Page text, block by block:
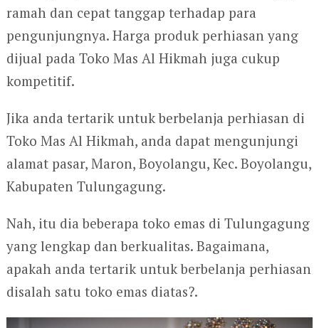
ramah dan cepat tanggap terhadap para
pengunjungnya. Harga produk perhiasan yang
dijual pada Toko Mas Al Hikmah juga cukup
kompetitif.
Jika anda tertarik untuk berbelanja perhiasan di
Toko Mas Al Hikmah, anda dapat mengunjungi
alamat pasar, Maron, Boyolangu, Kec. Boyolangu,
Kabupaten Tulungagung.
Nah, itu dia beberapa toko emas di Tulungagung
yang lengkap dan berkualitas. Bagaimana,
apakah anda tertarik untuk berbelanja perhiasan
disalah satu toko emas diatas?.